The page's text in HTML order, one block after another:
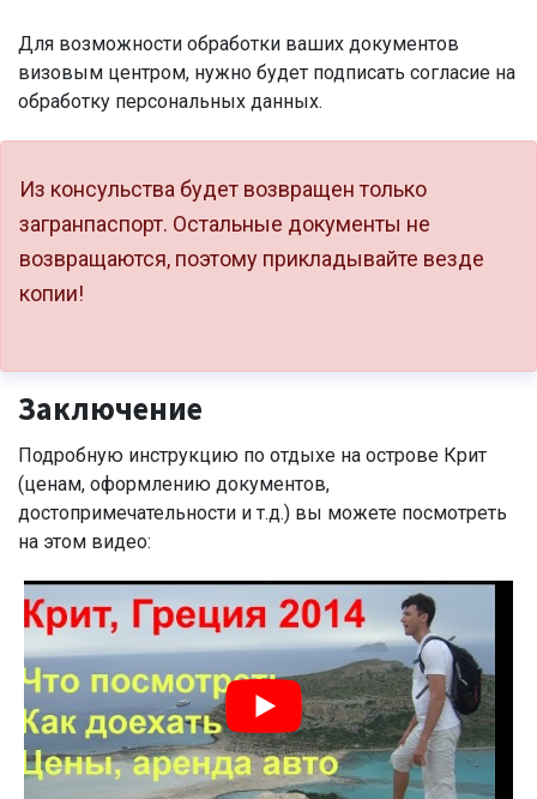
Для возможности обработки ваших документов
визовым центром, нужно будет подписать согласие на
обработку персональных данных.
Из консульства будет возвращен только
загранпаспорт. Остальные документы не
возвращаются, поэтому прикладывайте везде
копии!
Заключение
Подробную инструкцию по отдыхе на острове Крит
(ценам, оформлению документов,
достопримечательности и т.д.) вы можете посмотреть
на этом видео: